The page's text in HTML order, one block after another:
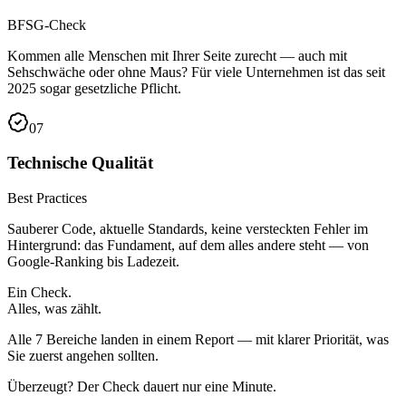
BFSG-Check
Kommen alle Menschen mit Ihrer Seite zurecht — auch mit
Sehschwäche oder ohne Maus? Für viele Unternehmen ist das seit
2025 sogar gesetzliche Pflicht.
07
Technische Qualität
Best Practices
Sauberer Code, aktuelle Standards, keine versteckten Fehler im
Hintergrund: das Fundament, auf dem alles andere steht — von
Google-Ranking bis Ladezeit.
Ein Check.
Alles, was zählt.
Alle 7 Bereiche landen in einem Report — mit klarer Priorität, was
Sie zuerst angehen sollten.
Überzeugt? Der Check dauert nur eine Minute.